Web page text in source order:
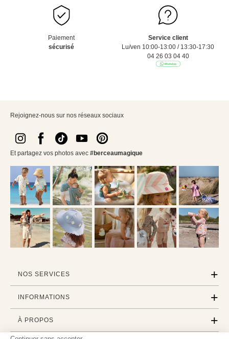
Paiement
sécurisé
Service client
Lu/ven 10:00-13:00 / 13:30-17:30
04 26 03 04 40
Rejoignez-nous sur nos réseaux sociaux
Et partagez vos photos avec #berceaumagique
NOS SERVICES
INFORMATIONS
À PROPOS